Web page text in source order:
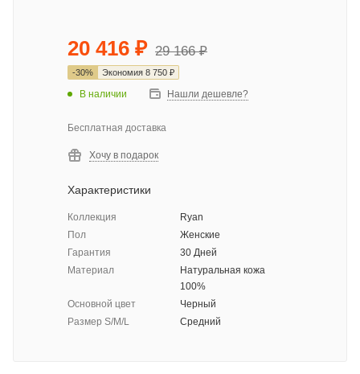
20 416 ₽ 29 166₽
-30% Экономия 8 750 ₽
В наличии Нашли дешевле?
Бесплатная доставка
Хочу в подарок
Характеристики
Коллекция
Ryan
Пол
Женские
Гарантия
30 Дней
Материал
Натуральная кожа
100%
Основной цвет
Черный
Размер S/M/L
Средний